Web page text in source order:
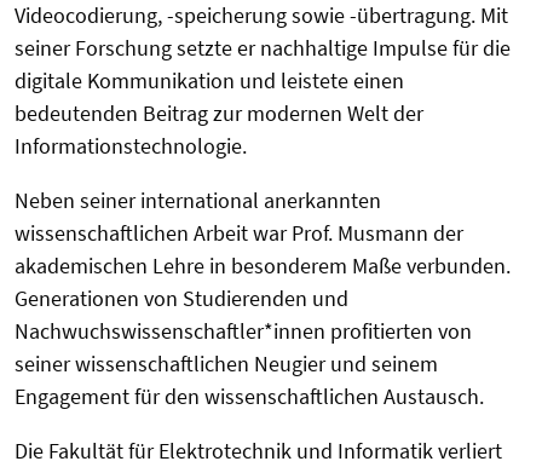
Videocodierung, -speicherung sowie -übertragung. Mit
seiner Forschung setzte er nachhaltige Impulse für die
digitale Kommunikation und leistete einen
bedeutenden Beitrag zur modernen Welt der
Informationstechnologie.
Neben seiner international anerkannten
wissenschaftlichen Arbeit war Prof. Musmann der
akademischen Lehre in besonderem Maße verbunden.
Generationen von Studierenden und
Nachwuchswissenschaftler*innen profitierten von
seiner wissenschaftlichen Neugier und seinem
Engagement für den wissenschaftlichen Austausch.
Die Fakultät für Elektrotechnik und Informatik verliert